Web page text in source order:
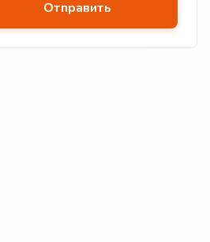
Изображения: